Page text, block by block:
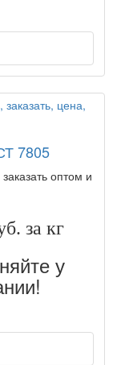
7805
оптом и
за кг
у